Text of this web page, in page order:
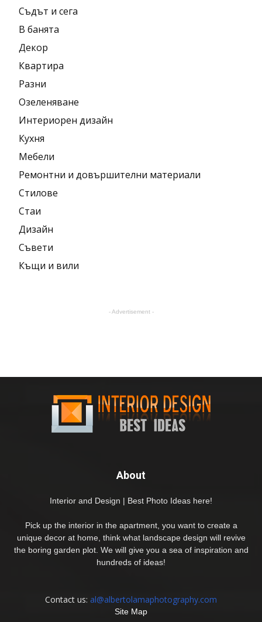
Съдът и сега
В банята
Декор
Квартира
Разни
Озеленяване
Интериорен дизайн
Кухня
Мебели
Ремонтни и довършителни материали
Стилове
Стаи
Дизайн
Съвети
Къщи и вили
- Advertisement -
About
Interior and Design | Best Photo Ideas here!
Pick up the interior in the apartment, you want to create a
unique decor at home, think what landscape design will revive
the boring garden plot. We will give you a sea of inspiration and
hundreds of ideas!
Contact us: al@albertolamaphotography.com
Site Map